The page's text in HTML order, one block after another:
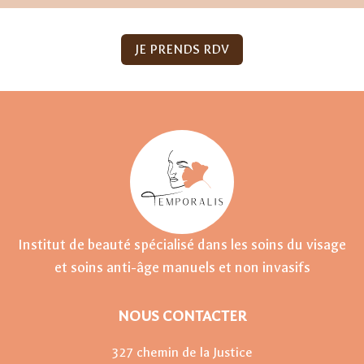
JE PRENDS RDV
Institut de beauté spécialisé dans les soins du visage
et soins anti-âge manuels et non invasifs
NOUS CONTACTER
327 chemin de la Justice